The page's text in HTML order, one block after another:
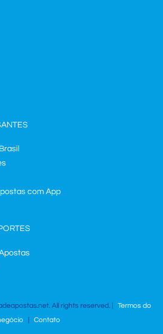
com App
All rights reserved. |
Termos do
Contato